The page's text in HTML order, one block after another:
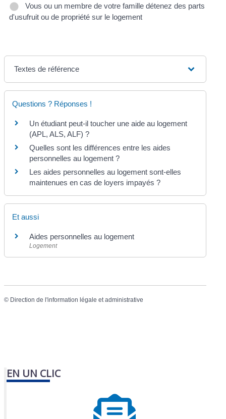
Vous ou un membre de votre famille détenez des parts
d'usufruit ou de propriété sur le logement
Textes de référence
Questions ? Réponses !
Un étudiant peut-il toucher une aide au logement
(APL, ALS, ALF) ?
Quelles sont les différences entre les aides
personnelles au logement ?
Les aides personnelles au logement sont-elles
maintenues en cas de loyers impayés ?
Et aussi
Aides personnelles au logement
Logement
© Direction de l'information légale et administrative
EN UN CLIC